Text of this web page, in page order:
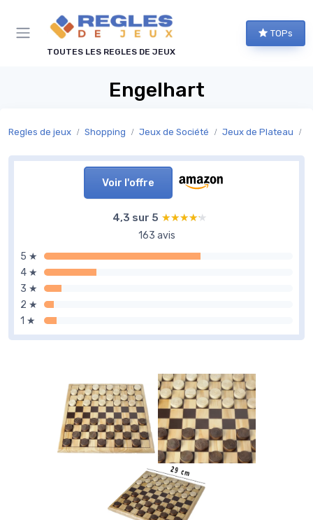
TOUTES LES REGLES DE JEUX
TOPs
Engelhart
Regles de jeux Shopping Jeux de Société Jeux de Plateau
Voir l'offre
4,3 sur 5 ★★★★★
★★★★★
163 avis
5 ★
4 ★
3 ★
2 ★
1 ★